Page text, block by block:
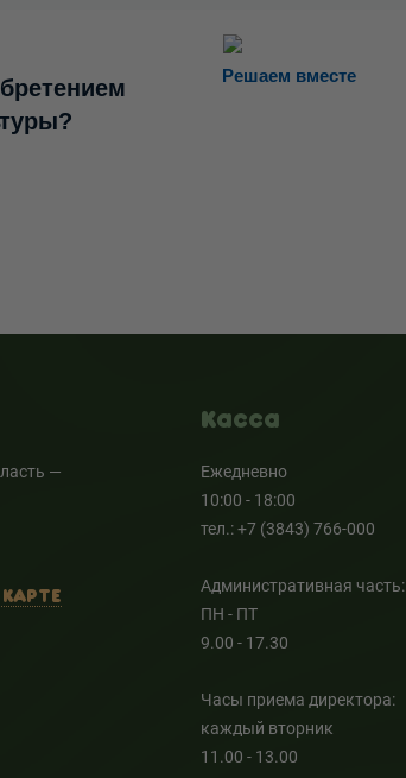
Решаем вместе
—
Касса
Ежедневно
10:00 - 18:00
тел.: +7 (3843) 766-000
Административная часть:
ПН - ПТ
9.00 - 17.30
Часы приема директора:
каждый вторник
11.00 - 13.00